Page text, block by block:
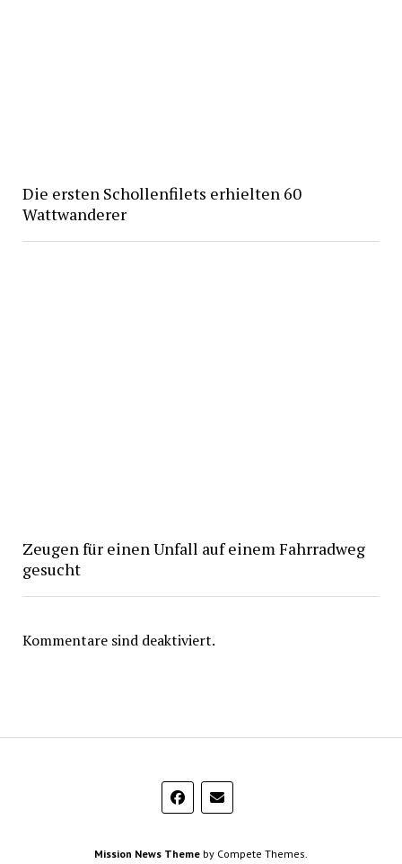
Die ersten Schollenfilets erhielten 60
Wattwanderer
Zeugen für einen Unfall auf einem Fahrradweg
gesucht
Kommentare sind deaktiviert.
Mission News Theme by Compete Themes.